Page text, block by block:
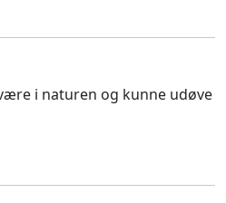
i naturen og kunne udøve